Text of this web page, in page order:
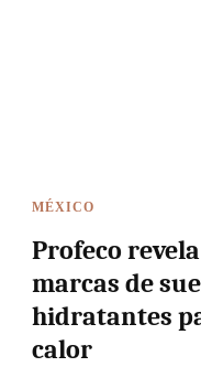
MÉXICO
Profeco
marcas de
hidratantes
calor